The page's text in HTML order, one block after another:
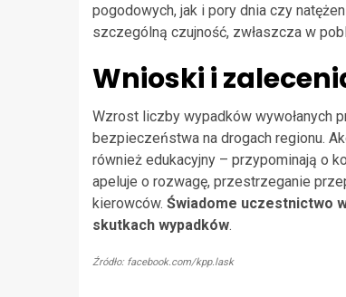
pogodowych, jak i pory dnia czy
szczególną czujność, zwłaszcza w
Wnioski i
Wzrost liczby wypadków wywołanych
bezpieczeństwa na drogach regionu.
również edukacyjny – przypominają o
apeluje o rozwagę, przestrzeganie
kierowców. Świadome uczestnictwo
skutkach wypadków.
Źródło: facebook.com/kpp.lask